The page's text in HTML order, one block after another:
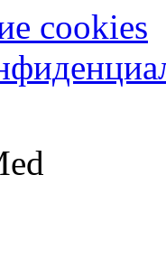
cookies